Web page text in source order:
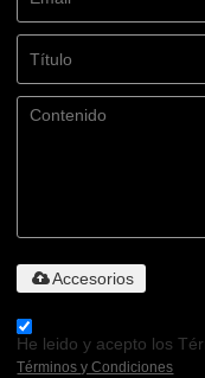
Accesorios
He leido y acepto los
Términos y Condiciones